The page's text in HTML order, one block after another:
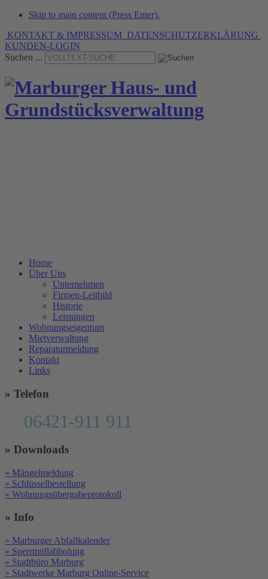
Skip to main content (Press Enter).
KONTAKT & IMPRESSUM DATENSCHUTZERKLÄRUNG
KUNDEN-LOGIN
Suchen ...
Home
Über Uns
Unternehmen
Firmen-Leitbild
Historie
Leistungen
Wohnungseigentum
Mietverwaltung
Reparaturmeldung
Kontakt
Links
» Telefon
06421-911 911
» Downloads
» Mängelmeldung
» Schlüsselbestellung
» Wohnungsübergabeprotokoll
» Info
» Marburger Abfallkalender
» Sperrmüllabholung
» Stadtbüro Marburg
» Stadtwerke Marburg Online-Service